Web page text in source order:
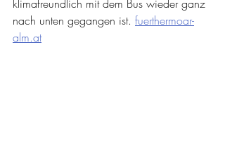
klimafreundlich mit dem Bus wieder ganz
nach unten gegangen ist. fuerthermoar-
alm.at